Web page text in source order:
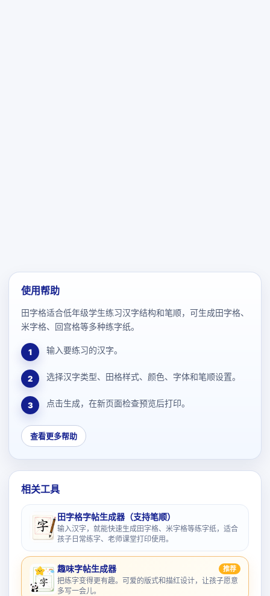
使用帮助
田字格适合低年级学生练习汉字结构和笔顺，可生成田字格、
米字格、回宫格等多种练字纸。
1 输入要练习的汉字。
2 选择汉字类型、田格样式、颜色、字体和笔顺设置。
3 点击生成，在新页面检查预览后打印。
查看更多帮助
相关工具
田字格字帖生成器（支持笔顺）
输入汉字，就能快速生成田字格、米字格等练字纸，适合
孩子日常练字、老师课堂打印使用。
趣味字帖生成器 推荐
把练字变得更有趣。可爱的版式和描红设计，让孩子愿意
多写一会儿。